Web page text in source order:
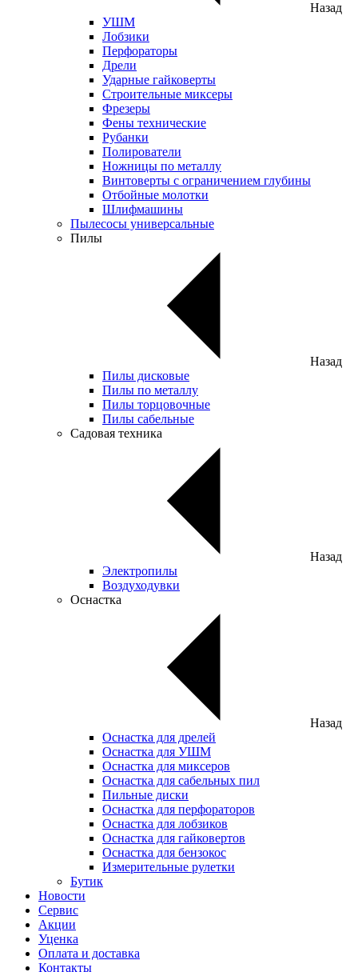
Назад
УШМ
Лобзики
Перфораторы
Дрели
Ударные гайковерты
Строительные миксеры
Фрезеры
Фены технические
Рубанки
Полирователи
Ножницы по металлу
Винтоверты с ограничением глубины
Отбойные молотки
Шлифмашины
Пылесосы универсальные
Пилы
Назад
Пилы дисковые
Пилы по металлу
Пилы торцовочные
Пилы сабельные
Садовая техника
Назад
Электропилы
Воздуходувки
Оснастка
Назад
Оснастка для дрелей
Оснастка для УШМ
Оснастка для миксеров
Оснастка для сабельных пил
Пильные диски
Оснастка для перфораторов
Оснастка для лобзиков
Оснастка для гайковертов
Оснастка для бензокос
Измерительные рулетки
Бутик
Новости
Сервис
Акции
Уценка
Оплата и доставка
Контакты